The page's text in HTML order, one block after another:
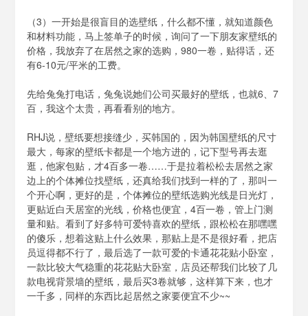
（3）一开始是很盲目的选壁纸，什么都不懂，就知道颜色
和材料功能，马上签单子的时候，询问了一下朋友家壁纸的
价格，我放弃了在居然之家的选购，980一卷，贴得话，还
有6-10元/平米的工费。
先给兔兔打电话，兔兔说她们公司买最好的壁纸，也就6、7
百，我这个太贵，再看看别的地方。
RHJ说，壁纸要想接缝少，买韩国的，因为韩国壁纸的尺寸
最大，每家的壁纸卡都是一个地方进的，记下型号再去逛
逛，他家包贴，才4百多一卷……于是拉着松松去居然之家
边上的个体摊位找壁纸，还真给我们找到一样的了，那叫一
个开心啊，更好的是，个体摊位的壁纸选购光线是日光灯，
更贴近白天居室的光线，价格也便宜，4百一卷，管上门测
量和贴。看到了好多特可爱特喜欢的壁纸，跟松松在那嘿嘿
的傻乐，想着这贴上什么效果，那贴上是不是很好看，把店
员逗得都不行了，最后选了一款可爱的卡通花花贴小卧室，
一款比较大气稳重的花花贴大卧室，店员还帮我们比较了几
款电视背景墙的壁纸，最后买3卷就够，这样算下来，也才
一千多，同样的东西比起居然之家要便宜不少~~